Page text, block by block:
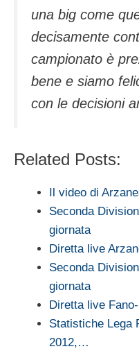
una big come
decisamente
campionato è
bene e siamo
con le decisioni
Related Posts:
Il video di
Seconda
giornata
Diretta live
Seconda
giornata
Diretta live
Statistiche Lega
2012,…